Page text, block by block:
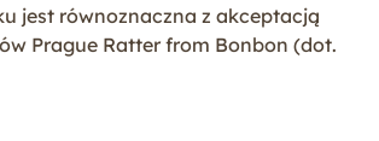
jest równoznaczna z akceptacją
Prague Ratter from Bonbon (dot.